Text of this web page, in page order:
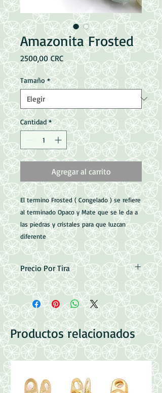
Amazonita Frosted
2500,00 CRCPrecio
Tamaño *
Cantidad *
Agregar al carrito
El termino Frosted ( Congelado ) se refiere
al terminado Opaco y Mate que se le da a
las piedras y cristales para que luzcan
diferente
Precio Por Tira
8mm = 48 piezas por tira, 1mm de
perforacion
10mm = 38 piezas por tira, 1mm de
perforacion
12mm = 32 piezas por tira, 1mm de
perforacion
Productos relacionados